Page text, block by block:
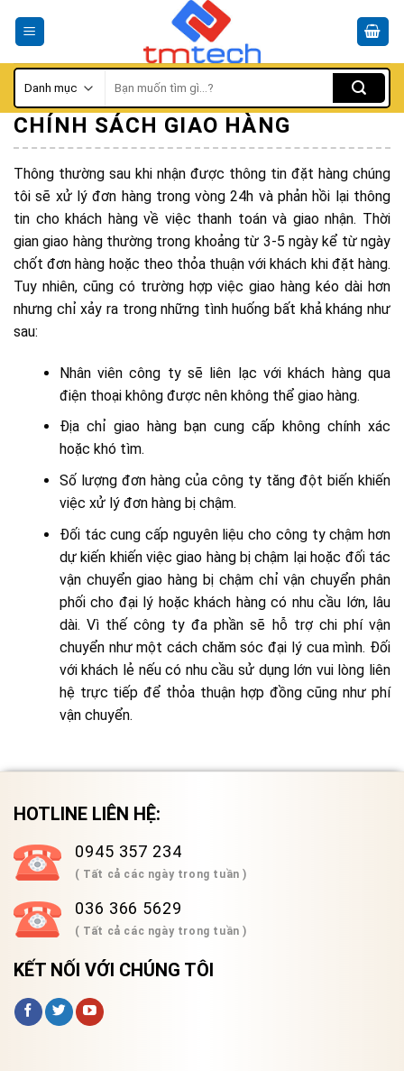
kiếm:
CHÍNH SÁCH GIAO HÀNG
Thông thường sau khi nhận được thông tin đặt hàng chúng
tôi sẽ xử lý đơn hàng trong vòng 24h và phản hồi lại thông
tin cho khách hàng về việc thanh toán và giao nhận. Thời
gian giao hàng thường trong khoảng từ 3-5 ngày kể từ ngày
chốt đơn hàng hoặc theo thỏa thuận với khách khi đặt hàng.
Tuy nhiên, cũng có trường hợp việc giao hàng kéo dài hơn
nhưng chỉ xảy ra trong những tình huống bất khả kháng như
sau:
Nhân viên công ty sẽ liên lạc với khách hàng qua
điện thoại không được nên không thể giao hàng.
Địa chỉ giao hàng bạn cung cấp không chính xác
hoặc khó tìm.
Số lượng đơn hàng của công ty tăng đột biến khiến
việc xử lý đơn hàng bị chậm.
Đối tác cung cấp nguyên liệu cho công ty chậm hơn
dự kiến khiến việc giao hàng bị chậm lại hoặc đối tác
vận chuyển giao hàng bị chậm chỉ vận chuyển phân
phối cho đại lý hoặc khách hàng có nhu cầu lớn, lâu
dài. Vì thế công ty đa phần sẽ hỗ trợ chi phí vận
chuyển như một cách chăm sóc đại lý cua mình. Đối
với khách lẻ nếu có nhu cầu sử dụng lớn vui lòng liên
hệ trực tiếp để thỏa thuận hợp đồng cũng như phí
vận chuyển.
HOTLINE LIÊN HỆ:
0945 357 234
( Tất cả các ngày trong tuần )
036 366 5629
( Tất cả các ngày trong tuần )
KẾT NỐI VỚI CHÚNG TÔI